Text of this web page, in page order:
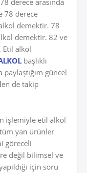
derece arasında
78 derece
alkol demektir. 78
demektir. 82 ve
alkol
başlıklı
güncel
de takip
işlemiyle etil alkol
yan ürünler
göreceli
değil bilimsel ve
için soru